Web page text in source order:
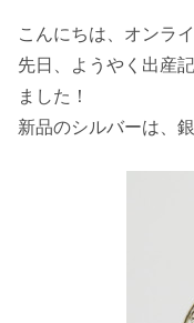
こんにちは、オンラ
先日、ようやく出産
ました！
新品のシルバーは、